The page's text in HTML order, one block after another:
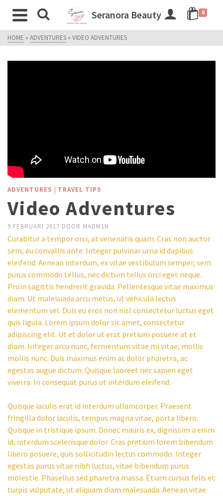
Seranora Beauty 0
HOME » ADVENTURES » VIDEO ADVENTURES
ADVENTURES | TRAVEL TIPS
Video Adventures
9 FEBRUARI 2017 DOOR MADM1N
Curabitur a tempor orci, at venenatis quam. Cras non auctor
sem, eu convallis ante. Integer pulvinar urna id dapibus
eleifend. Aenean interdum, ex vitae vestibulum semper, sem
purus commodo tellus, nec dictum tellus orci eget neque.
Proin sagittis hendrerit gravida. Pellentesque vitae maximus
diam. Ut malesuada arcu metus, ut vehicula lectus
elementum vel. Duis eu eros non nisl consectetur luctus eget
quis ligula. Lorem ipsum dolor sit amet, consectetur
adipiscing elit. Ut et dolor ut erat pretium posuere at et
diam. Integer arcu nunc, fermentum vitae mi vitae, mollis
mollis nunc. Duis maximus enim ac dolor pharetra, ac
egestas augue dictum. Quisque laoreet nec sapien eget
viverra. In consequat purus ut interdum eleifend.
Quisque iaculis erat id interdum ullamcorper. Praesent
fringilla dolor iaculis, tempus magna vitae, porta libero.
Quisque in tristique ipsum. Donec mauris ex, dignissim a enim
id, interdum scelerisque dolor. Cras pretium lorem bibendum
libero posuere, quis sollicitudin lectus commodo. Integer
egestas purus vitae nibh luctus, vitae bibendum purus
molestie. Phasellus sed pharetra massa. Etiam cursus felis et
turpis vulputate, ut aliquam diam malesuada. Aenean vitae